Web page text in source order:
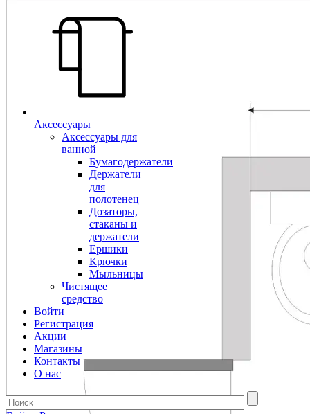
Аксессуары
Аксессуары для
ванной
Бумагодержатели
Держатели
для
полотенец
Дозаторы,
стаканы и
держатели
Ершики
Крючки
Мыльницы
Чистящее
средство
Войти
Регистрация
Акции
Магазины
Контакты
О нас